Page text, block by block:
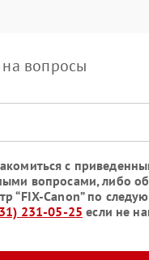
на вопросы
с
вопросами, либо
“FIX-Canon” по
231-05-25 если не